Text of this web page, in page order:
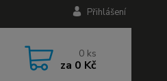
Přihlášení
0 ks
za 0 Kč